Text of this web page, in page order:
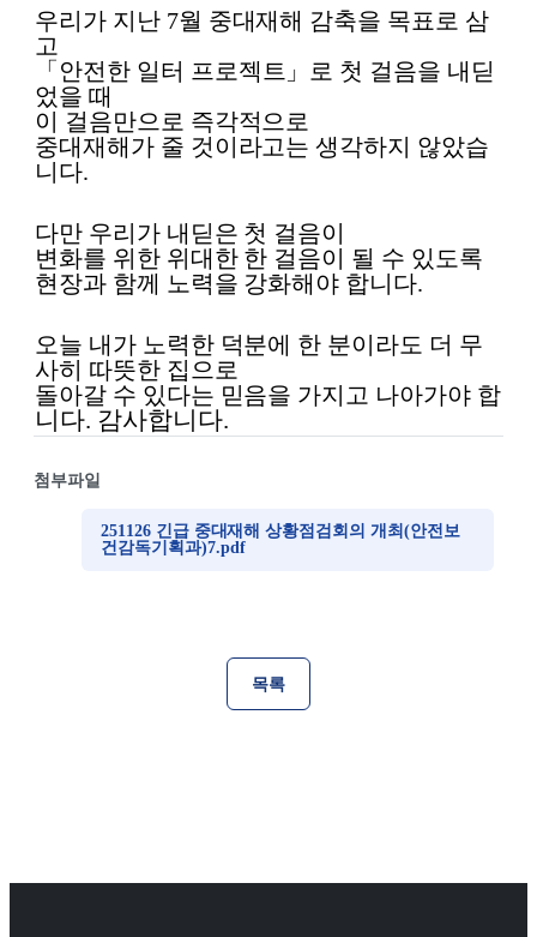
우리가 지난 7월 중대재해 감축을 목표로 삼
고
「 안전한 일터 프로젝트 」
로 첫 걸음을 내딛
었을 때
이 걸음만으로 즉각적으로
중대재해가 줄 것이라고는 생각하지 않았습
니다.
다만 우리가 내딛은 첫 걸음이
변화를 위한 위대한 한 걸음이 될 수 있도록
현장과 함께 노력을 강화해야 합니다.
오늘 내가 노력한 덕분에 한 분이라도 더 무
사히 따뜻한 집으로
돌아갈 수 있다는 믿음을 가지고 나아가야 합
니다. 감사합니다.
첨부파일
251126 긴급 중대재해 상황점검회의 개최(안전보
건감독기획과)7.pdf
목록